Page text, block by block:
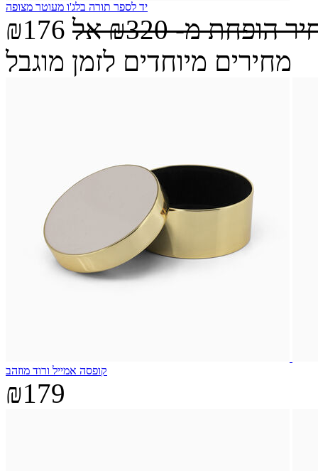
יד לספר תורה בלג'ו מעוטר מצופה
₪176 הופחת מ-₪320 אל
מחירים מיוחדים לזמן מוגבל
קופסה אמייל ורוד מוזהב
₪179